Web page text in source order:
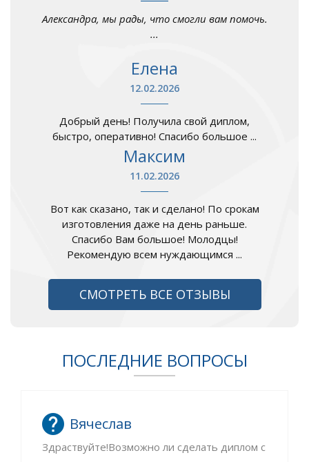
Александра, мы рады, что смогли вам помочь.
...
Елена
12.02.2026
Добрый день! Получила свой диплом,
быстро, оперативно! Спасибо большое ...
Максим
11.02.2026
Вот как сказано, так и сделано! По срокам
изготовления даже на день раньше.
Спасибо Вам большое! Молодцы!
Рекомендую всем нуждающимся ...
СМОТРЕТЬ ВСЕ ОТЗЫВЫ
ПОСЛЕДНИЕ ВОПРОСЫ
Вячеслав
Здраствуйте!Возможно ли сделать диплом с